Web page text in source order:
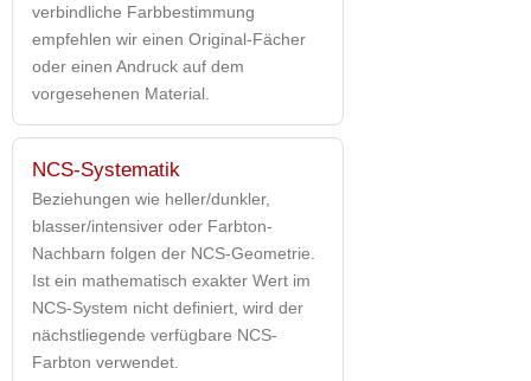
verbindliche Farbbestimmung
empfehlen wir einen Original-Fächer
oder einen Andruck auf dem
vorgesehenen Material.
NCS-Systematik
Beziehungen wie heller/dunkler,
blasser/intensiver oder Farbton-
Nachbarn folgen der NCS-Geometrie.
Ist ein mathematisch exakter Wert im
NCS-System nicht definiert, wird der
nächstliegende verfügbare NCS-
Farbton verwendet.